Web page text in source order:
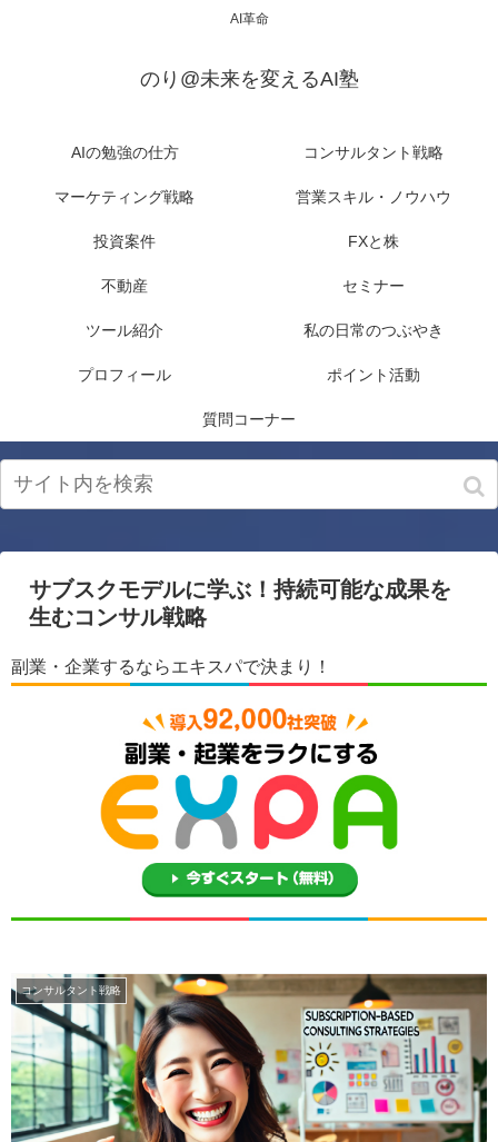
AI革命
のり@未来を変えるAI塾
AIの勉強の仕方 コンサルタント戦略
マーケティング戦略 営業スキル・ノウハウ
投資案件 FXと株
不動産 セミナー
ツール紹介 私の日常のつぶやき
プロフィール ポイント活動
質問コーナー
サブスクモデルに学ぶ！持続可能な成果を
生むコンサル戦略
副業・企業するならエキスパで決まり！
コンサルタント戦略